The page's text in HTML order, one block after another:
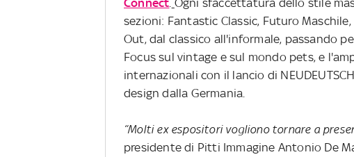
sezioni: Fantastic Classic, Futuro
Out, dal classico all'informale, passando
Focus sul vintage e sul mondo pets, e
internazionali con il lancio di
design dalla Germania.
“Molti ex espositori vogliono tornare a
presidente di Pitti Immagine Antonio De